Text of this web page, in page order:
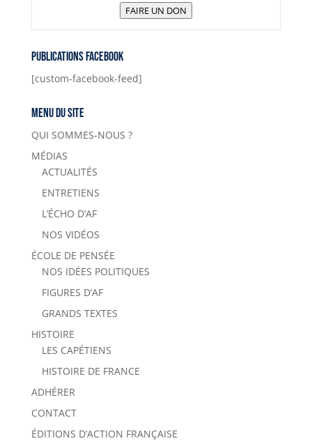
FAIRE UN DON
Publications Facebook
[custom-facebook-feed]
Menu du site
QUI SOMMES-NOUS ?
MÉDIAS
ACTUALITÉS
ENTRETIENS
L’ÉCHO D’AF
NOS VIDÉOS
ÉCOLE DE PENSÉE
NOS IDÉES POLITIQUES
FIGURES D’AF
GRANDS TEXTES
HISTOIRE
LES CAPÉTIENS
HISTOIRE DE FRANCE
ADHÉRER
CONTACT
ÉDITIONS D’ACTION FRANÇAISE